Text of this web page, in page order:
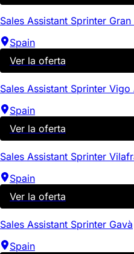
Sales Assistant Sprinter
Spain
Ver la oferta
Sales Assistant Sprinter Vigo
Spain
Ver la oferta
Sales Assistant Sprinter
Spain
Ver la oferta
Sales Assistant Sprinter Gavà
Spain